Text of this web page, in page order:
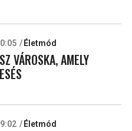
Életmód
VÁROSKA, AMELY
Életmód